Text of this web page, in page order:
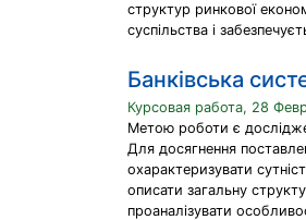
структур ринкової
суспільства і
Банківська
Курсовая работа, 28
Метою роботи є
Для досягнення
охарактеризувати
описати загальну
проаналізувати